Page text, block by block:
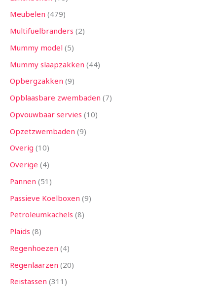
Meubelen 479
Multifuelbranders 2
Mummy model 5
Mummy slaapzakken 44
Opbergzakken 9
Opblaasbare zwembaden 7
Opvouwbaar servies 10
Opzetzwembaden 9
Overig 10
Overige 4
Pannen 51
Passieve Koelboxen 9
Petroleumkachels 8
Plaids 8
Regenhoezen 4
Regenlaarzen 20
Reistassen 311